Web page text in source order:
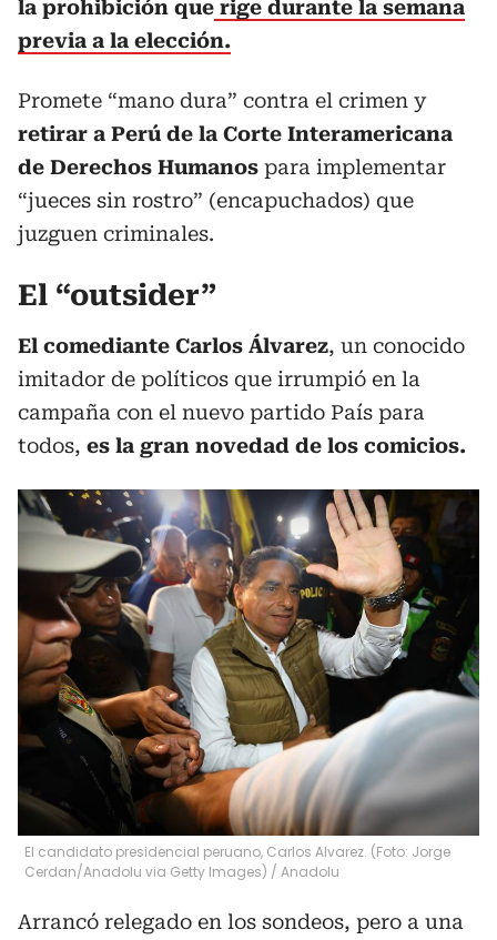
la prohibición que rige durante la semana
previa a la elección.
Promete “mano dura” contra el crimen y
retirar a Perú de la Corte Interamericana
de Derechos Humanos para implementar
“jueces sin rostro” (encapuchados) que
juzguen criminales.
El “outsider”
El comediante Carlos Álvarez, un conocido
imitador de políticos que irrumpió en la
campaña con el nuevo partido País para
todos, es la gran novedad de los comicios.
El candidato presidencial peruano, Carlos Alvarez. (Foto: Jorge
Cerdan/Anadolu via Getty Images) / Anadolu
Arrancó relegado en los sondeos, pero a una